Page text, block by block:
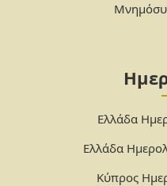
Ελλάδα
Ελλάδα
Κύπρος